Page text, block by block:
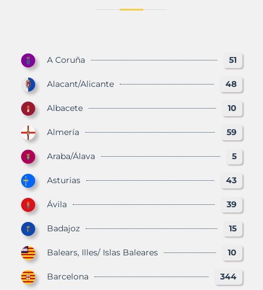
A Coruña 51
Alacant/Alicante 48
Albacete 10
Almería 59
Araba/Álava 5
Asturias 43
Ávila 39
Badajoz 15
Balears, Illes/ Islas Baleares 10
Barcelona 344